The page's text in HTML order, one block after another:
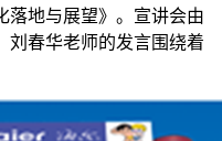
落地与展望》。宣讲会由
刘春华老师的发言围绕着